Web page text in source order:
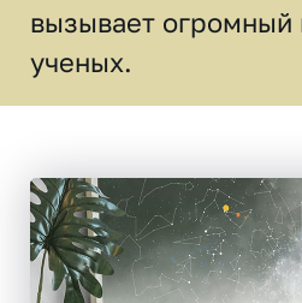
вызывает огромный
ученых.